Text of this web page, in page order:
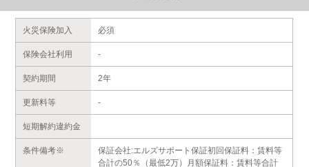
火災保険加入 必須
保険会社利用 -
契約期間 2年
更新料等 -
短期解約違約金
条件備考※
保証会社:エルズサポート保証初回保証料：賃料等
合計の50％（最低2万）月額保証料：賃料等合計